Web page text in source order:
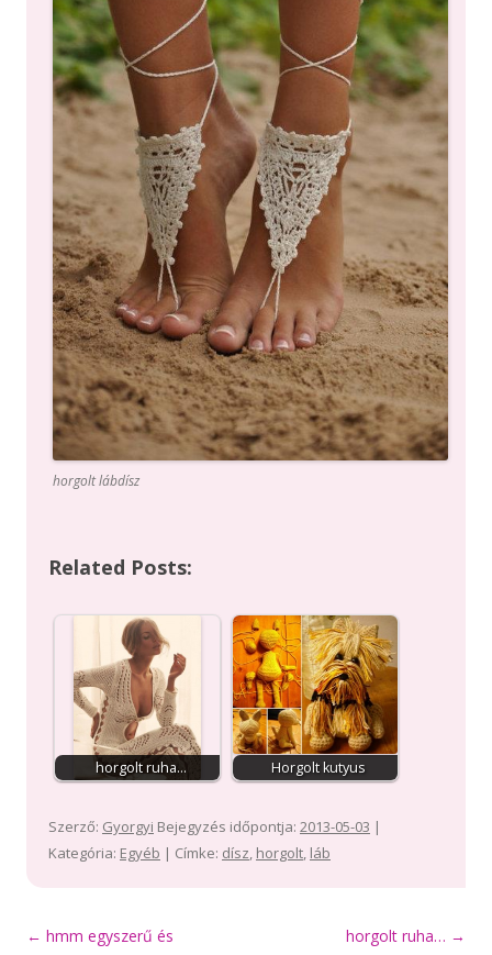
horgolt lábdísz
Related Posts:
horgolt ruha... Horgolt kutyus
Szerző: Gyorgyi Bejegyzés időpontja: 2013-05-03 |
Kategória: Egyéb | Címke: dísz, horgolt, láb
Bejegyzés
← hmm egyszerű és
horgolt ruha… →